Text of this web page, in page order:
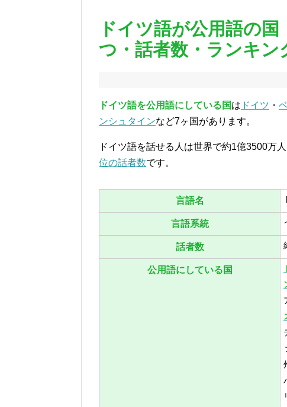
ドイツ語が公用語の
つ・話者数・ランキン
ドイツ語を公用語にしている国は ドイツ ・
ンシュタインなど7ヶ国があります。
ドイツ語を話せる人は世界で約1億3500万
位の話者数です。
言語名
言語系統
話者数
公用語にしている国